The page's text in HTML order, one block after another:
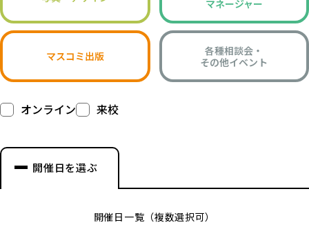
マネージャー
マスコミ出版
各種相談会・
その他イベント
オンライン 来校
開催日を選ぶ
開催日一覧（複数選択可）